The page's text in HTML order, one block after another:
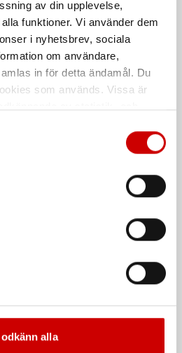
av din upplevelse,
funktioner. Vi använder dem
i nyhetsbrev, sociala
om användare,
in för detta ändamål. Du
som används. Vissa är
dataskyddsnormer. Genom
du till sådana överföringar. Läs
alla
Slitstark & förstärkt rulle 24X1,45m
för entreprenad
Absorbent Universal Ark
Luddfri & slitstark, förpackad i
praktisk väsklåda med bärhandtag
även
Kampanj